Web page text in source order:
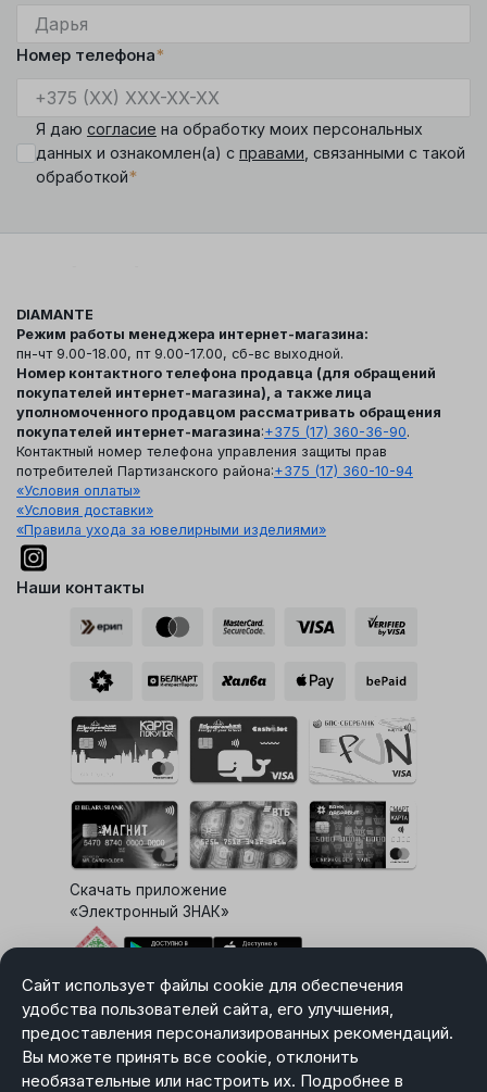
Сайт использует файлы cookie для обеспечения
удобства пользователей сайта, его улучшения,
предоставления персонализированных рекомендаций.
Вы можете принять все cookie, отклонить
необязательные или настроить их. Подробнее в
Номер телефона*
Я даю согласие на обработку моих персональных
данных и ознакомлен(а) с правами , связанными с такой
обработкой*
DIAMANTE
Режим работы менеджера интернет-магазина:
пн-чт 9.00-18.00, пт 9.00-17.00, сб-вс выходной.
Номер контактного телефона продавца (для обращений
покупателей интернет-магазина), а также лица
уполномоченного продавцом рассматривать обращения
покупателей интернет-магазина:+375 (17) 360-36-90.
Контактный номер телефона управления защиты прав
потребителей Партизанского района:+375 (17) 360-10-94
«Условия оплаты»
«Условия доставки»
«Правила ухода за ювелирными изделиями»
Наши контакты
Скачать приложение
«Электронный ЗНАК»
Выбор настроек Cookie
Карта сайта